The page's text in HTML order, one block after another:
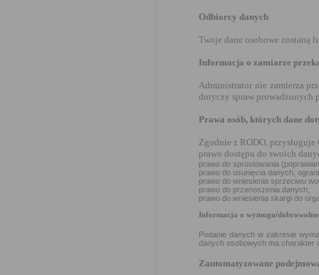
Odbiorcy danych
Twoje dane osobowe zostaną
Informacja o zamiarze
Administrator nie zamierza
dotyczy spraw prowadzonych
Prawa osób, których dane
Zgodnie z RODO, przysługuje
prawo dostępu do swoich
prawo do sprostowania
prawo do usunięcia danych,
prawo do wniesienia sprzeciwu
prawo do przenoszenia danych;
prawo do wniesienia skargi do
Informacja o wymogu/
Podanie danych w zakresie
danych osobowych ma charakter
Zautomatyzowane